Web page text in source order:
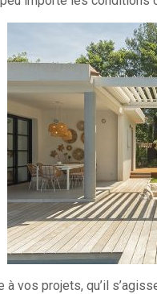
vos projets, qu’il